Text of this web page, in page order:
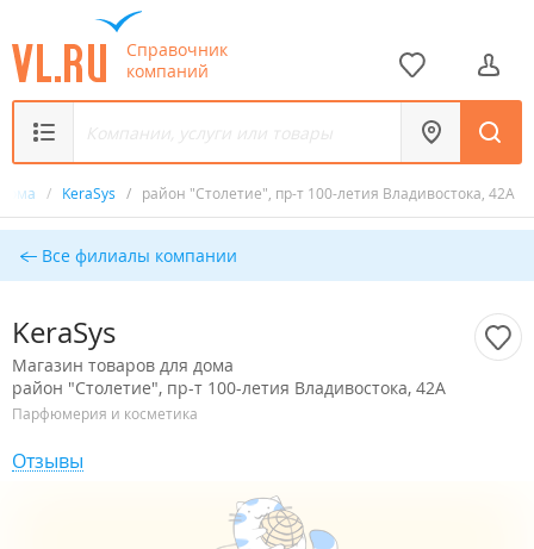
Справочник
компаний
/ KeraSys / район "Столетие", пр-т 100-летия Владивостока, 42А
Все филиалы компании
KeraSys
Магазин товаров для дома
район "Столетие", пр-т 100-летия Владивостока, 42А
Парфюмерия и косметика
Отзывы